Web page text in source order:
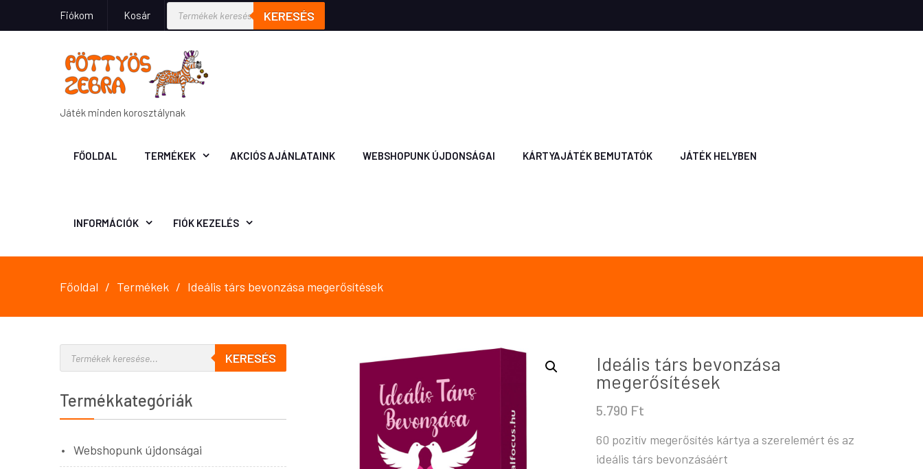
Fiókom Kosár KERESÉS
Játék minden korosztálynak
FŐOLDAL TERMÉKEK AKCIÓS AJÁNLATAINK WEBSHOPUNK ÚJDONSÁGAI KÁRTYAJÁTÉK BEMUTATÓK JÁTÉK HELYBEN
INFORMÁCIÓK FIÓK KEZELÉS
Főoldal Termékek Ideális társ bevonzása megerősítések
Ideális társ bevonzása
megerősítések
5.790 Ft
60 pozitív megerősítés kártya a szerelemért és az
ideális társ bevonzásáért
KERESÉS
Termékkategóriák
Webshopunk újdonságai